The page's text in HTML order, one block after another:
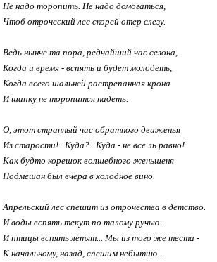
Не надо торопить. Не надо домогаться,
Чтоб отроческий лес скорей отер слезу.
Ведь нынче та пора, редчайший час сезона,
Когда и время - вспять и будет молодеть,
Когда всего шальней растрепанная крона
И шапку не торопится надеть.
О, этот странный час обратного движенья
Из старости!.. Куда?.. Куда - не все ль равно!
Как будто корешок волшебного женьшеня
Подмешан был вчера в холодное вино.
Апрельский лес спешит из отрочества в детство.
И воды вспять текут по талому ручью.
И птицы вспять летят... Мы из того же теста -
К начальному, назад, спешим небытию...